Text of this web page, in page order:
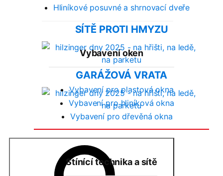
SÍTĚ PROTI HMYZU
GARÁŽOVÁ VRATA
Hliníkové posuvné a shrnovací dveře
Vybavení oken
Vybavení pro plastová okna
Vybavení pro hliníková okna
Vybavení pro dřevěná okna
Stínící technika a sítě